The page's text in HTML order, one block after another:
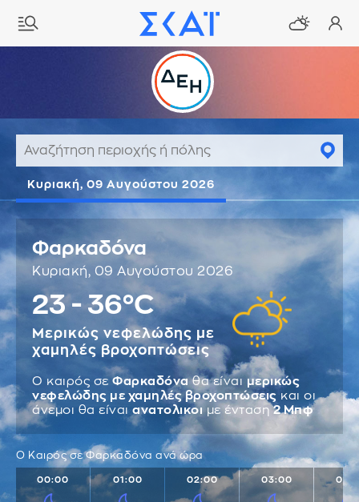
Κυριακή, 09 Αυγούστου 2026
Φαρκαδόνα
Κυριακή, 09 Αυγούστου 2026
23 - 36°C
Μερικώς νεφελώδης με
χαμηλές βροχοπτώσεις
Ο καιρός σε Φαρκαδόναθα είναι μερικώς
νεφελώδης με χαμηλές βροχοπτώσεις και οι
άνεμοι θα είναι ανατολικοι με ένταση2 Μπφ
Ο Καιρός σε Φαρκαδόνα ανά ώρα
00:00 01:00 02:00 03:00